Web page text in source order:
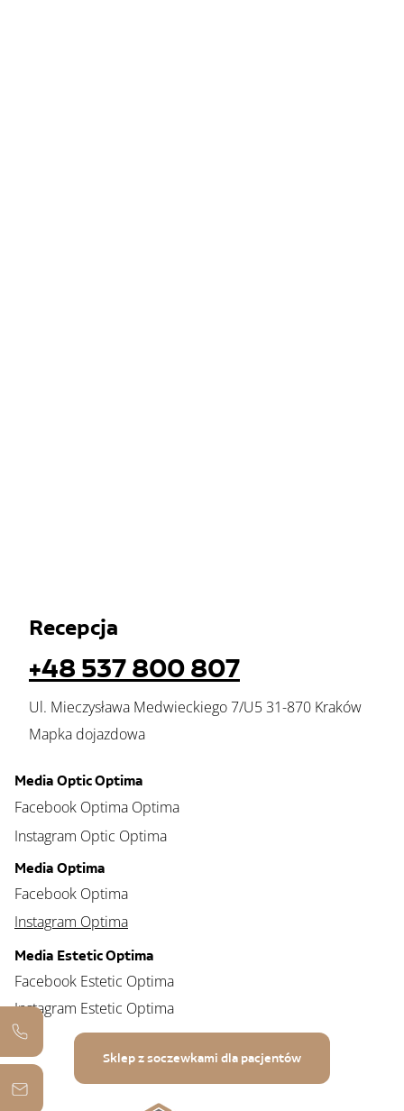
Recepcja
+48 537 800 807
Ul. Mieczysława Medwieckiego 7/U5 31-870 Kraków
Mapka dojazdowa
Media Optima
Facebook Optima
Instagram Optima
Media Optic Optima
Facebook Optima Optima
Instagram Optic Optima
Media Estetic Optima
Facebook Estetic Optima
Instagram Estetic Optima
Sklep z soczewkami dla pacjentów